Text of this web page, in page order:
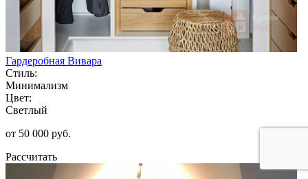
Гардеробная Вивара
Стиль:
Минимализм
Цвет:
Светлый
от 50 000 руб.
Рассчитать